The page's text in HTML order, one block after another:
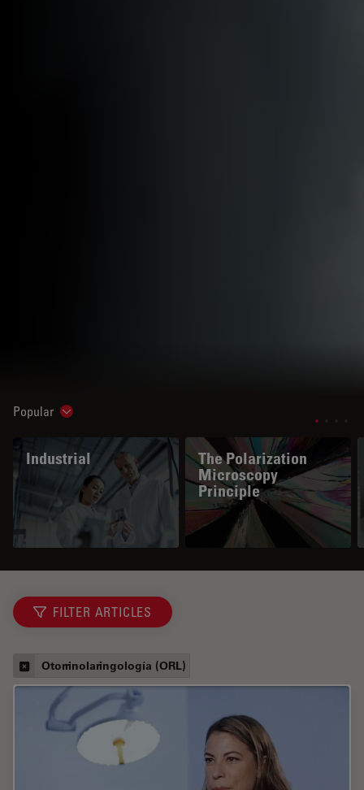
Popular Show subnavigation
Industrial
The Polarization
Microscopy
Principle
FILTER ARTICLES
Otorrinolaringología (ORL)